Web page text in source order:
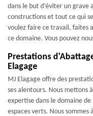
dans le but d’éviter un grave
constructions et tout ce qui
voulez faire ce travail, faites
ce domaine. Vous pouvez
Prestations
Elagage
MJ Elagage offre des
ses alentours. Nous mettons
expertise dans le domaine
espaces verts. Nous sommes